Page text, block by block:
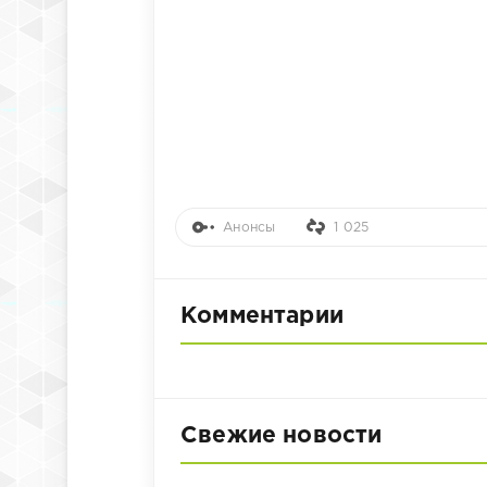
Анонсы 1 025
Комментарии
Свежие новости